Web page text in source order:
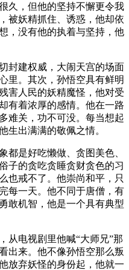
久，但他的坚持不懈更令我
被妖精抓住、诱惑，他却依
，没有他的执着与坚持，他
封建权威，大闹天宫的场面
里。其次，孙悟空具有鲜明
害人民的妖精魔怪，他对受
有着浓厚的感情。他在一路
难关，功不可没。每当想起
生出满满的敬佩之情。
是好吃懒做、贪图美色、
子的贪吃贪睡贪财贪色的习
也戒不了。他崇尚和平，只
每一天。他不同于唐僧，有
敢机智，他是一个具有典型
电视剧里他喊“大师兄”那
出来。他不像孙悟空那么叛
放弃妖怪的身份起，他就一